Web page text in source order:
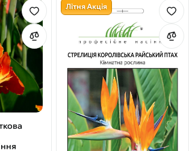
Літня Акція